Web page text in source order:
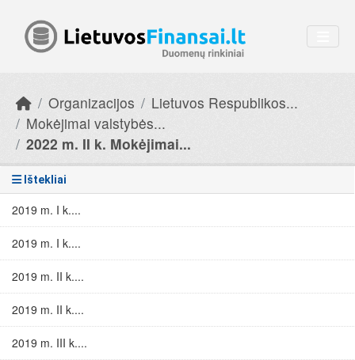
Organizacijos
Lietuvos Respublikos...
Mokėjimai valstybės...
2022 m. II k. Mokėjimai...
Ištekliai
2019 m. I k....
2019 m. I k....
2019 m. II k....
2019 m. II k....
2019 m. III k....